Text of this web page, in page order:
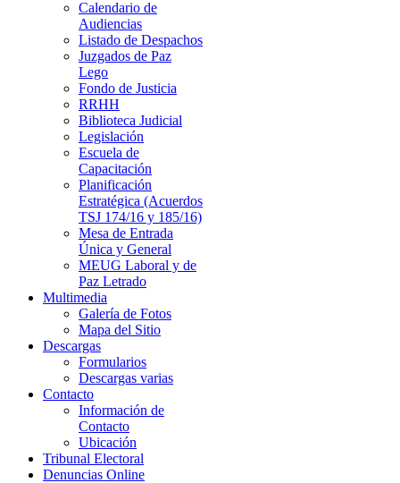
Calendario de
Audiencias
Listado de Despachos
Juzgados de Paz
Lego
Fondo de Justicia
RRHH
Biblioteca Judicial
Legislación
Escuela de
Capacitación
Planificación
Estratégica (Acuerdos
TSJ 174/16 y 185/16)
Mesa de Entrada
Única y General
MEUG Laboral y de
Paz Letrado
Multimedia
Galería de Fotos
Mapa del Sitio
Descargas
Formularios
Descargas varias
Contacto
Información de
Contacto
Ubicación
Tribunal Electoral
Denuncias Online